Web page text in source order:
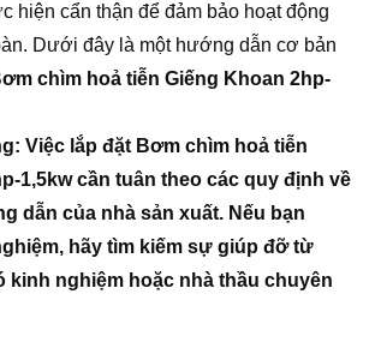
hiện cẩn thận để đảm bảo hoạt động
Dưới đây là một hướng dẫn cơ bản
chìm hoả tiễn Giếng Khoan 2hp-
Việc lắp đặt Bơm chìm hoả tiễn
1,5kw cần tuân theo các quy định về
dẫn của nhà sản xuất. Nếu bạn
hãy tìm kiếm sự giúp đỡ từ
nghiệm hoặc nhà thầu chuyên